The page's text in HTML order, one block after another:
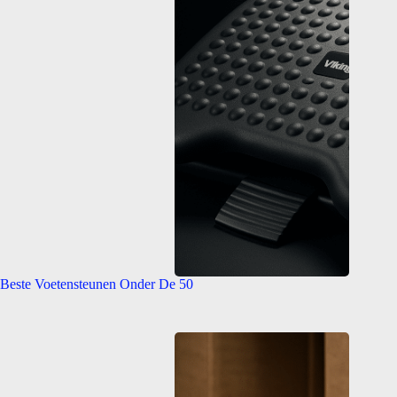
Beste Voetensteunen Onder De 50